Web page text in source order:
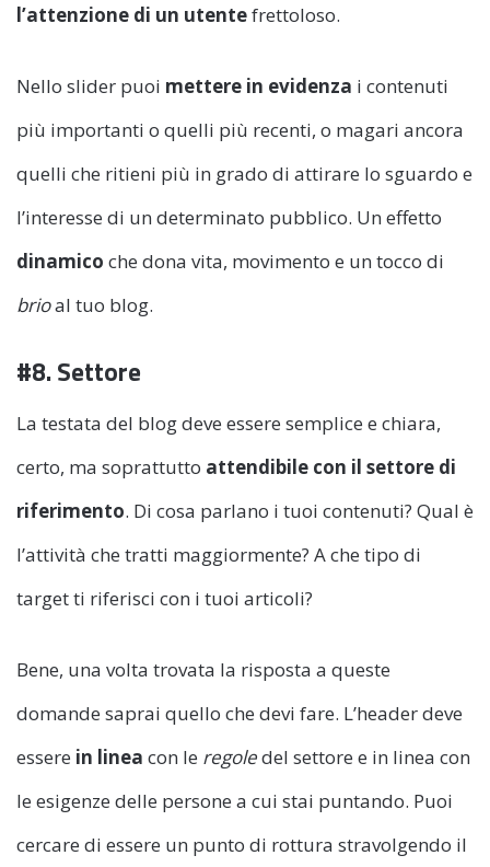
l’attenzione di un utentefrettoloso.
Nello slider puoi mettere in evidenza i contenuti
più importanti o quelli più recenti, o magari ancora
quelli che ritieni più in grado di attirare lo sguardo e
l’interesse di un determinato pubblico. Un effetto
dinamico che dona vita, movimento e un tocco di
brioal tuo blog.
#8. Settore
La testata del blog deve essere semplice e chiara,
certo, ma soprattutto attendibile con il settore di
riferimento. Di cosa parlano i tuoi contenuti? Qual è
l’attività che tratti maggiormente? A che tipo di
target ti riferisci con i tuoi articoli?
Bene, una volta trovata la risposta a queste
domande saprai quello che devi fare. L’header deve
essere in linea con le regoledel settore e in linea con
le esigenze delle persone a cui stai puntando. Puoi
cercare di essere un punto di rottura stravolgendo il